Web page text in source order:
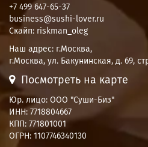
+7 499 647-65-37
business@sushi-lover.ru
Скайп: riskman_oleg
Наш адрес: г.Москва,
г.Москва, ул. Бакунинская, д. 69,
Посмотреть на карте
Юр. лицо: ООО "Суши-Биз"
ИНН: 7718804667
КПП: 771801001
ОГРН: 1107746340130